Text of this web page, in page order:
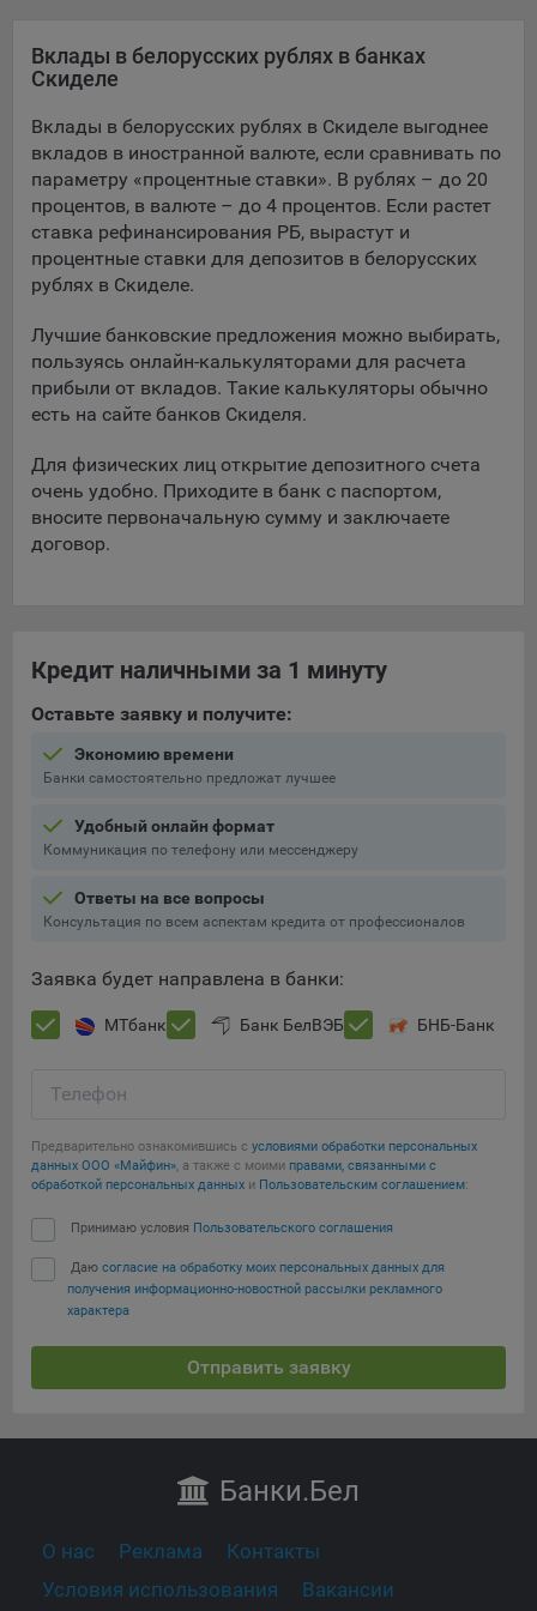
сервис показа контекстной рекламы. Адрес: Yandex
Europe AG, Werftestrasse 4, CH-6005 Luzern, Switzerland.
предоставляемый компанией Google Ireland Ltd, Gordon
House Barrow Street Dublin 4, D04E5W5 Ireland.
Сохранить мои изменения
Сохранить по умолчанию
Вклады в белорусских рублях в банках
Скиделе
Вклады в белорусских рублях в Скиделе выгоднее
вкладов в иностранной валюте, если сравнивать по
параметру «процентные ставки». В рублях – до 20
процентов, в валюте – до 4 процентов. Если растет
ставка рефинансирования РБ, вырастут и
процентные ставки для депозитов в белорусских
рублях в Скиделе.
Лучшие банковские предложения можно выбирать,
пользуясь онлайн-калькуляторами для расчета
прибыли от вкладов. Такие калькуляторы обычно
есть на сайте банков Скиделя.
Для физических лиц открытие депозитного счета
очень удобно. Приходите в банк с паспортом,
вносите первоначальную сумму и заключаете
договор.
Кредит наличными за 1 минуту
Оставьте заявку и получите:
Экономию времени
Банки самостоятельно предложат лучшее
Удобный онлайн формат
Коммуникация по телефону или мессенджеру
Ответы на все вопросы
Консультация по всем аспектам кредита от профессионалов
Заявка будет направлена в банки:
МТбанк Банк БелВЭБ БНБ-Банк
Телефон
Предварительно ознакомившись с условиями обработки персональных
данных ООО «Майфин», а также с моими правами, связанными с
обработкой персональных данных и Пользовательским соглашением:
Принимаю условия Пользовательского соглашения
Даю согласие на обработку моих персональных данных для
получения информационно-новостной рассылки рекламного
характера
Отправить заявку
Банки.Бел
О нас Реклама
Контакты
Условия использования
Вакансии